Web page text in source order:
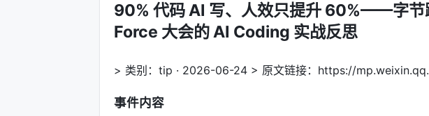
90% 代码 AI 写、人效只提升 60%——字节
Force 大会的 AI Coding 实战反思
> 类别：tip · 2026-06-24 > 原文链接：https://
事件内容